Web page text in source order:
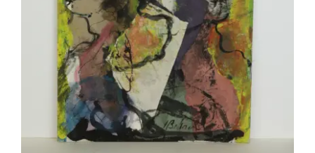
(1006) BÉTREMIEUX Laurent – Sans-titre